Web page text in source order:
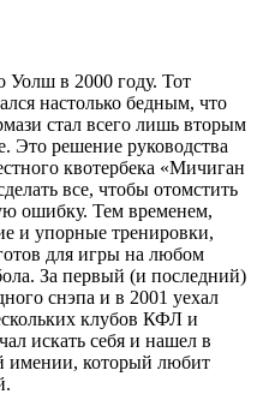
Уолш в 2000 году. Тот
настолько бедным, что
стал всего лишь вторым
Это решение руководства
квотербека «Мичиган
все, чтобы отомстить
ошибку. Тем временем,
и упорные тренировки,
для игры на любом
За первый (и последний)
снэпа и в 2001 уехал
клубов КФЛ и
искать себя и нашел в
имении, который любит